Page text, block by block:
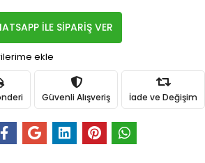
İLE SİPARİŞ VER
ekle
Güvenli Alışveriş İade ve Değişim